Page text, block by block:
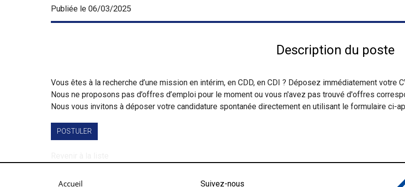
Publiée le 06/03/2025
Description du poste
Vous êtes à la recherche d’une mission en intérim, en CDD, en CDI ? Déposez immédiatement votre
Nous ne proposons pas d’offres d’emploi pour le moment ou vous n'avez pas trouvé d'offres
Nous vous invitons à déposer votre candidature spontanée directement en utilisant le formulaire ci-
POSTULER
Accueil
Suivez-nous